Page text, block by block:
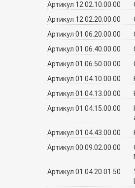
Артикул 12.02.10.00.00
Артикул 12.02.20.00.00
Артикул 01.06.20.00.00
Артикул 01.06.40.00.00
Артикул 01.06.50.00.00
Артикул 01.04.10.00.00
Артикул 01.04.13.00.00
Артикул 01.04.15.00.00
Артикул 01.04.43.00.00
Артикул 00.09.02.00.00
Артикул 01.04.20.01.50